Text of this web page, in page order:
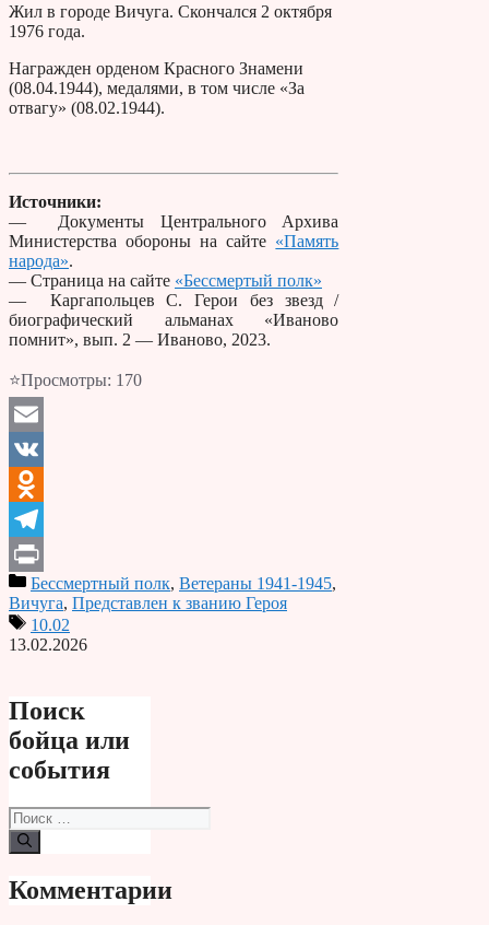
Жил в городе Вичуга. Скончался 2 октября
1976 года.
Награжден орденом Красного Знамени
(08.04.1944), медалями, в том числе «За
отвагу» (08.02.1944).
Источники:
— Документы Центрального Архива
Министерства обороны на сайте «Память
народа».
— Страница на сайте «Бессмертый полк»
— Каргапольцев С. Герои без звезд /
биографический альманах «Иваново
помнит», вып. 2 — Иваново, 2023.
⭐Просмотры: 170
Email
VK
Odnoklassniki
Telegram
PrintБессмертный полк, Ветераны 1941-1945,
Вичуга, Представлен к званию Героя
10.02
13.02.2026
Поиск
бойца или
события
Поиск:
Комментарии